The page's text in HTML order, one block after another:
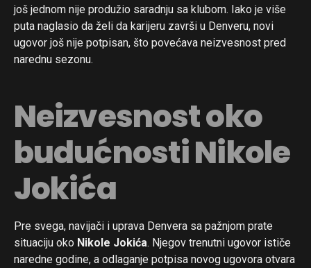
još jednom nije produžio saradnju sa klubom. Iako je više
puta naglasio da želi da karijeru završi u Denveru, novi
ugovor još nije potpisan, što povećava neizvesnost pred
narednu sezonu.
Neizvesnost oko
budućnosti Nikole
Jokića
Pre svega, navijači i uprava Denvera sa pažnjom prate
situaciju oko Nikole Jokića. Njegov trenutni ugovor ističe
naredne godine, a odlaganje potpisa novog ugovora otvara